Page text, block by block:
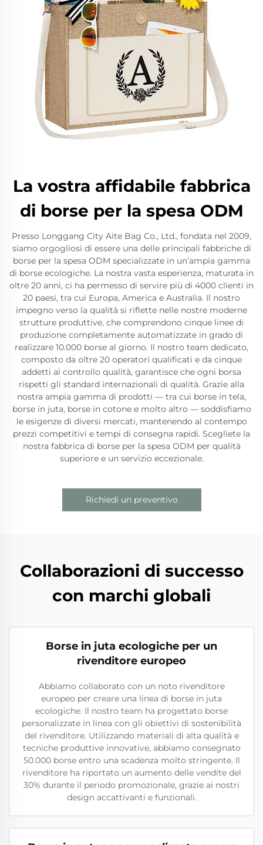
La vostra affidabile fabbrica
di borse per la spesa ODM
Presso Longgang City Aite Bag Co., Ltd., fondata nel 2009,
siamo orgogliosi di essere una delle principali fabbriche di
borse per la spesa ODM specializzate in un’ampia gamma
di borse ecologiche. La nostra vasta esperienza, maturata in
oltre 20 anni, ci ha permesso di servire più di 4000 clienti in
20 paesi, tra cui Europa, America e Australia. Il nostro
impegno verso la qualità si riflette nelle nostre moderne
strutture produttive, che comprendono cinque linee di
produzione completamente automatizzate in grado di
realizzare 10.000 borse al giorno. Il nostro team dedicato,
composto da oltre 20 operatori qualificati e da cinque
addetti al controllo qualità, garantisce che ogni borsa
rispetti gli standard internazionali di qualità. Grazie alla
nostra ampia gamma di prodotti — tra cui borse in tela,
borse in juta, borse in cotone e molto altro — soddisfiamo
le esigenze di diversi mercati, mantenendo al contempo
prezzi competitivi e tempi di consegna rapidi. Scegliete la
nostra fabbrica di borse per la spesa ODM per qualità
superiore e un servizio eccezionale.
Richiedi un preventivo
Collaborazioni di successo
con marchi globali
Borse in juta ecologiche per un
rivenditore europeo
Abbiamo collaborato con un noto rivenditore
europeo per creare una linea di borse in juta
ecologiche. Il nostro team ha progettato borse
personalizzate in linea con gli obiettivi di sostenibilità
del rivenditore. Utilizzando materiali di alta qualità e
tecniche produttive innovative, abbiamo consegnato
50.000 borse entro una scadenza molto stringente. Il
rivenditore ha riportato un aumento delle vendite del
30% durante il periodo promozionale, grazie ai nostri
design accattivanti e funzionali.